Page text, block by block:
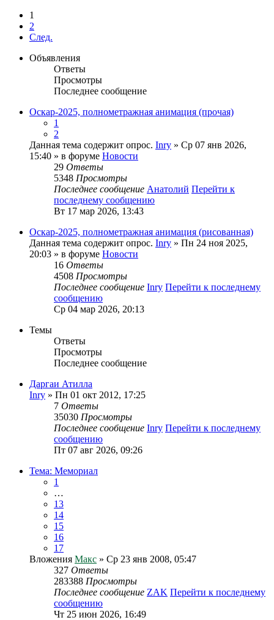
1
2
След.
Объявления
Ответы
Просмотры
Последнее сообщение
Оскар-2025, полнометражная анимация (прочая)
1
2
Данная тема содержит опрос. Inry » Ср 07 янв 2026,
15:40 » в форуме Новости
29 Ответы
5348 Просмотры
Последнее сообщение Анатолий Перейти к
последнему сообщению
Вт 17 мар 2026, 13:43
Оскар-2025, полнометражная анимация (рисованная)
Данная тема содержит опрос. Inry » Пн 24 ноя 2025,
20:03 » в форуме Новости
16 Ответы
4508 Просмотры
Последнее сообщение Inry Перейти к последнему
сообщению
Ср 04 мар 2026, 20:13
Темы
Ответы
Просмотры
Последнее сообщение
Даргаи Атилла
Inry » Пн 01 окт 2012, 17:25
7 Ответы
35030 Просмотры
Последнее сообщение Inry Перейти к последнему
сообщению
Пт 07 авг 2026, 09:26
Тема: Мемориал
1
…
13
14
15
16
17
Вложения Макс » Ср 23 янв 2008, 05:47
327 Ответы
283388 Просмотры
Последнее сообщение ZAK Перейти к последнему
сообщению
Чт 25 июн 2026, 16:49